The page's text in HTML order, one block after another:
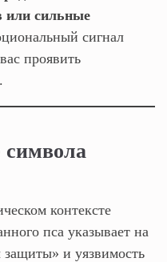
или сильные
сигнал
проявить
символа
контексте
пса указывает на
и уязвимость